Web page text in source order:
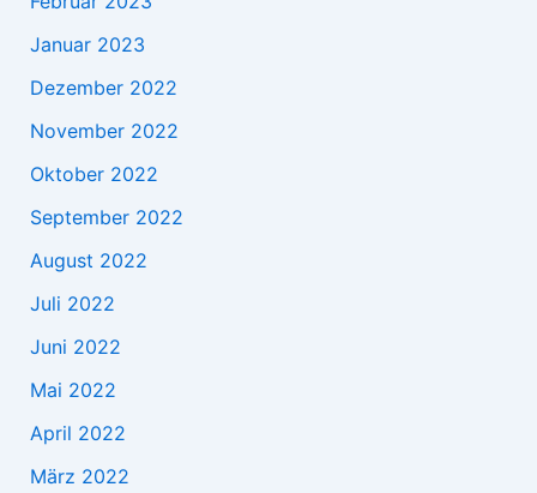
Januar 2023
Dezember 2022
November 2022
Oktober 2022
September 2022
August 2022
Juli 2022
Juni 2022
Mai 2022
April 2022
März 2022